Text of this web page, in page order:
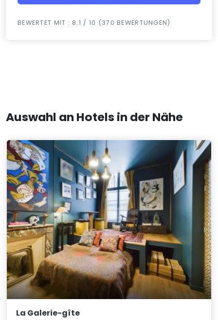
BEWERTET MIT : 8.1 / 10 (370 BEWERTUNGEN)
Auswahl an Hotels in der Nähe
La Galerie-gîte